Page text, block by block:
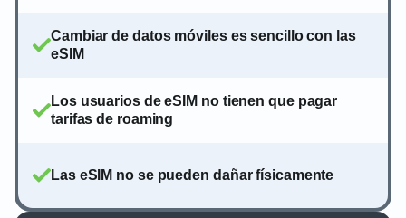
Cambiar de datos móviles es sencillo con las
eSIM
Los usuarios de eSIM no tienen que pagar
tarifas de roaming
Las eSIM no se pueden dañar físicamente